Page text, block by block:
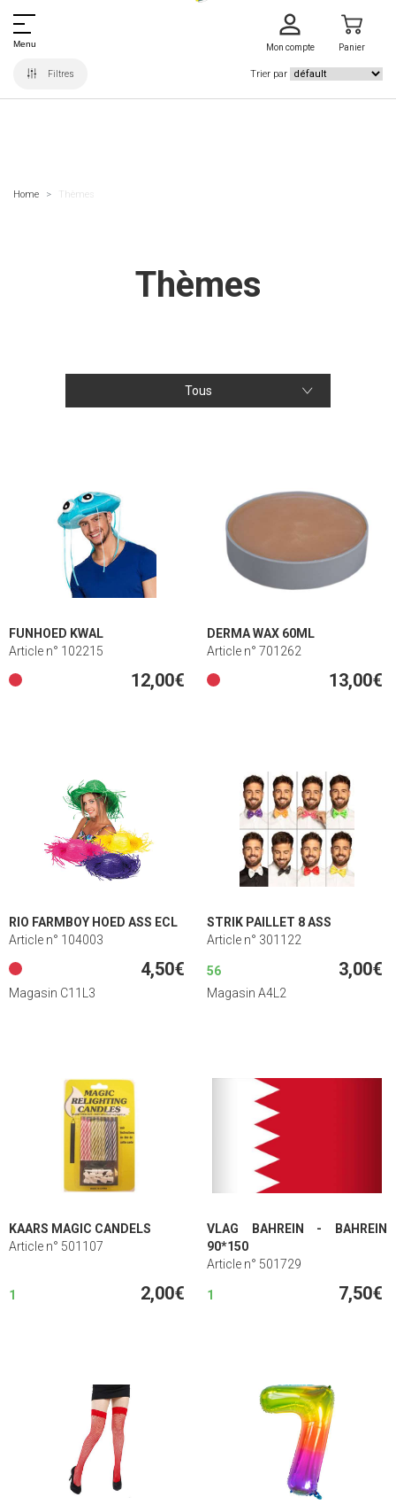
Menu Mon compte Panier
Filtres Trier par
Home Thèmes
Thèmes
Tous
FUNHOED KWAL
Article n° 102215
12,00€
DERMA WAX 60ML
Article n° 701262
13,00€
RIO FARMBOY HOED ASS ECL
Article n° 104003
4,50€
Magasin C11L3
STRIK PAILLET 8 ASS
Article n° 301122
56 3,00€
Magasin A4L2
KAARS MAGIC CANDELS
Article n° 501107
1 2,00€
VLAG BAHREIN - BAHREIN
90*150
Article n° 501729
1 7,50€